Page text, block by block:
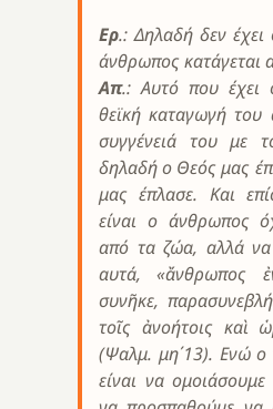
Ερ.: Δηλαδή δεν
άνθρωπος κατάγεται
Απ.: Αυτό που έχει
θεϊκή καταγωγή
συγγένειά του με
δηλαδή ο Θεός μας
μας έπλασε. Και
είναι ο άνθρωπος
από τα ζώα, αλλά να
αυτά, «ἄνθρωπος
συνῆκε,
τοῖς ἀνοήτοις καὶ
(Ψαλμ. μη΄13). Ενώ ο
είναι να